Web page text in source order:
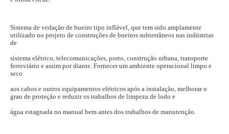
Sistema de vedação de bueiro tipo inflável, que tem sido amplamente
utilizado no projeto de construções de bueiros subterrâneos nas indústrias
de
sistema elétrico, telecomunicações, porto, construção urbana, transporte
ferroviário e assim por diante. Fornecer um ambiente operacional limpo e
seco
aos cabos e outros equipamentos elétricos após a instalação, melhorar o
grau de proteção e reduzir os trabalhos de limpeza de lodo e
água estagnada no manual bem antes dos trabalhos de manutenção.